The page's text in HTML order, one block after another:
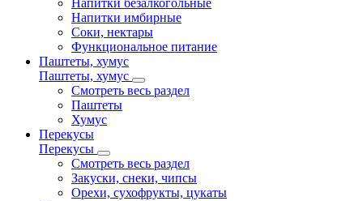
Напитки безалкогольные
Напитки имбирные
Соки, нектары
Функциональное питание
Паштеты, хумус
Паштеты, хумус
Смотреть весь раздел
Паштеты
Хумус
Перекусы
Перекусы
Смотреть весь раздел
Закуски, снеки, чипсы
Орехи, сухофрукты, цукаты